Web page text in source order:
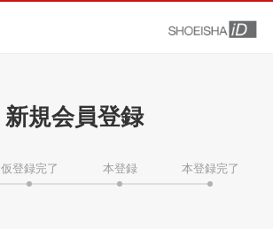
新規会員登録
仮登録完了 本登録 本登録完了